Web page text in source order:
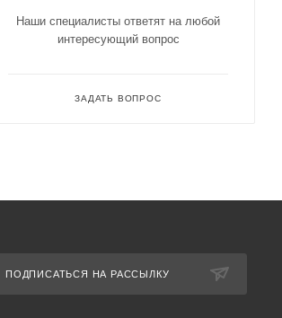
Наши специалисты ответят на любой
интересующий вопрос
ЗАДАТЬ ВОПРОС
ПОДПИСАТЬСЯ НА РАССЫЛКУ